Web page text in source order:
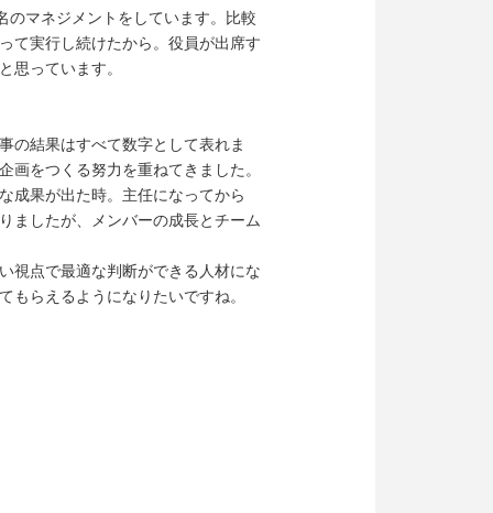
のマネジメントをしています。比較
て実行し続けたから。役員が出席す
思っています。
の結果はすべて数字として表れま
をつくる努力を重ねてきました。
成果が出た時。主任になってから
ましたが、メンバーの成長とチーム
視点で最適な判断ができる人材にな
らえるようになりたいですね。